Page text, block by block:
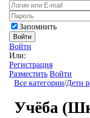
Запомнить
Войти
Войти
Или:
Регистрация
Разместить Войти
Все категории/Дети
Учёба